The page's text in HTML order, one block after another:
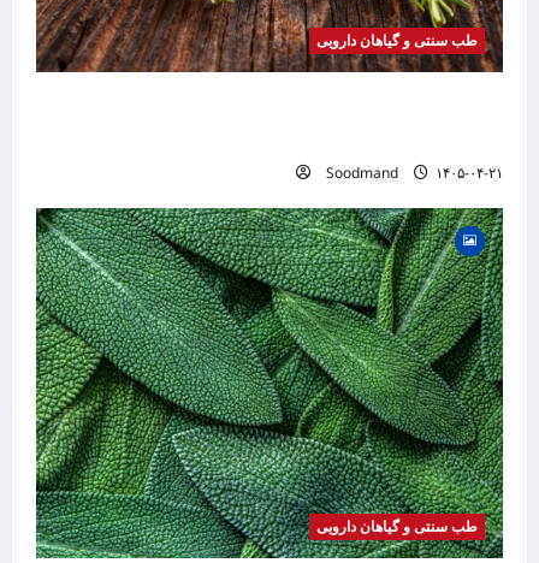
طب سنتی و گیاهان دارویی
Soodmand ۱۴۰۵-۰۴-۲۱
طب سنتی و گیاهان دارویی